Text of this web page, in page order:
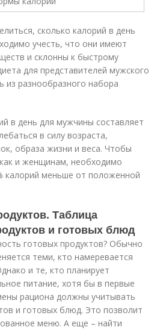
сколько калорий в день
учесть, что они имеют
и склонны к быстрому
для представителей мужского
из разнообразного набора
в день для мужчины составляет
в силу возраста,
образа жизни и веса. Чтобы
и женщинам, необходимо
калорий меньше от положенной
Таблица
и готовых блюд
готовых продуктов? Обычно
теми, кто намеревается
и те, кто планирует
питание, хотя бы в первые
рациона должны учитывать
и готовых блюд. Это позволит
меню. А еще – найти